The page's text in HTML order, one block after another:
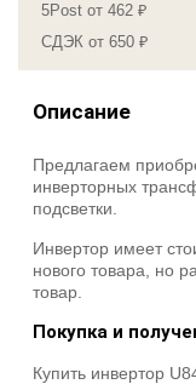
5Post от 462 ₽
СДЭК от 650 ₽
Описание
Предлагаем
инверторных
подсветки.
Инвертор имеет
нового товара, но
товар.
Покупка и
Купить инвертор